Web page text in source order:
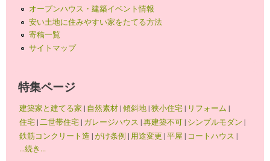
オープンハウス・建築イベント情報
安い土地に住みやすい家をたてる方法
寄稿一覧
サイトマップ
特集ページ
建築家と建てる家 | 自然素材|傾斜地|狭小住宅| リフォーム |
住宅|二世帯住宅| ガレージハウス |再建築不可| シンプルモダン |
鉄筋コンクリート造 |がけ条例 | 用途変更 |平屋 | コートハウス |
...続き...